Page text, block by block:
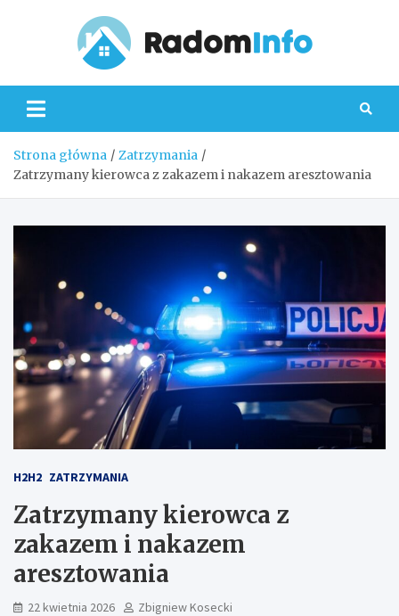
Strona główna
Zatrzymania
Zatrzymany kierowca z zakazem i nakazem aresztowania
H2H2 ZATRZYMANIA
Zatrzymany kierowca z
zakazem i nakazem
aresztowania
22 kwietnia 2026 Zbigniew Kosecki